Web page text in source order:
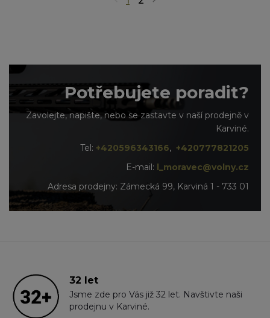
Potřebujete poradit?
Zavolejte, napište, nebo se zastavte v naší prodejně v
Karviné.
Tel: +420596343166, +420777821205
E-mail: l_moravec@volny.cz
Adresa prodejny: Zámecká 99, Karviná 1 - 733 01
32 let
Jsme zde pro Vás již 32 let. Navštivte naši
prodejnu v Karviné.